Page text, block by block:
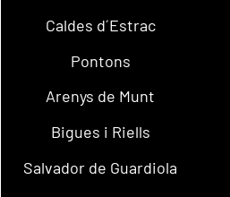
Caldes d´Estrac
Pontons
Arenys de Munt
Bigues i Riells
Salvador de Guardiola